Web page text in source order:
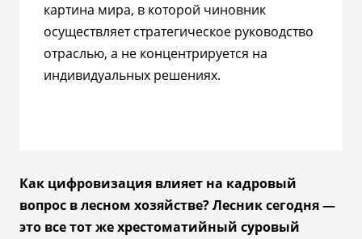
картина мира, в которой чиновник
осуществляет стратегическое руководство
отраслью, а не концентрируется на
индивидуальных решениях.
Как цифровизация влияет на кадровый
вопрос в лесном хозяйстве? Лесник сегодня—
это все тот же хрестоматийный суровый